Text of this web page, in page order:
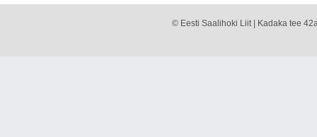
© Eesti Saalihoki Liit | Kadaka tee